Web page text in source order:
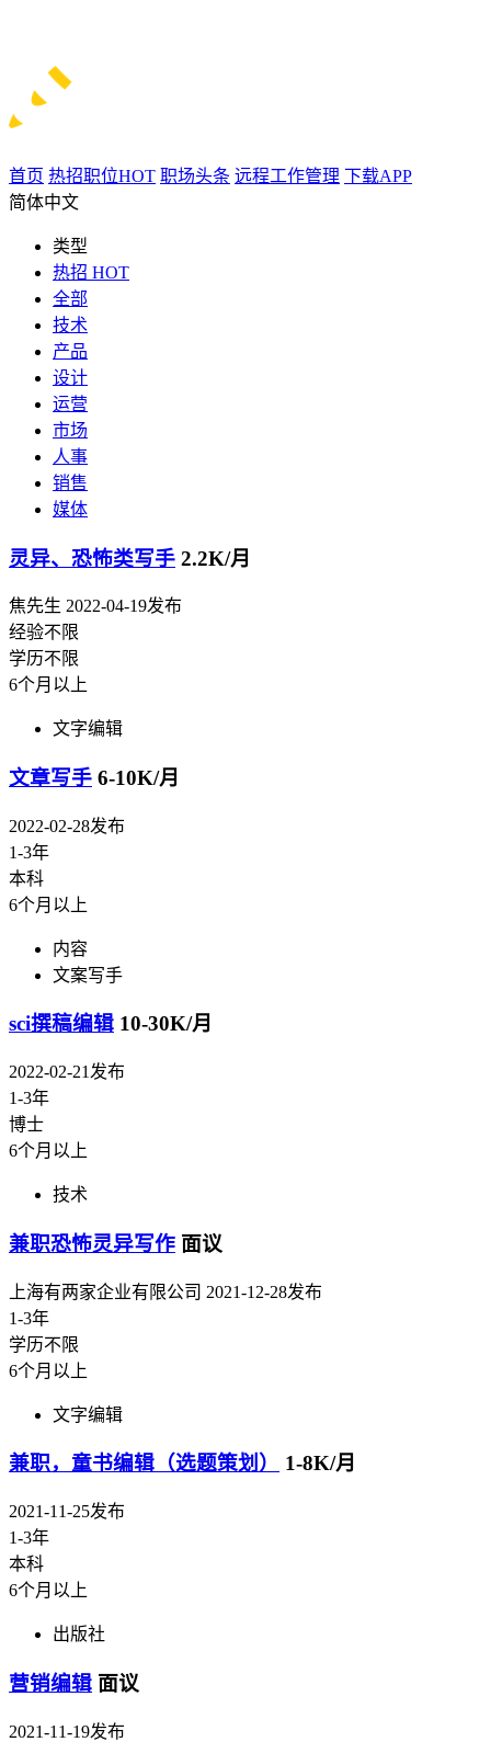
首页 热招职位HOT 职场头条 远程工作管理 下载APP
简体中文
类型
热招 HOT
全部
技术
产品
设计
运营
市场
人事
销售
媒体
灵异、恐怖类写手 2.2K/月
焦先生 2022-04-19发布
经验不限
学历不限
6个月以上
文字编辑
文章写手 6-10K/月
2022-02-28发布
1-3年
本科
6个月以上
内容
文案写手
sci撰稿编辑 10-30K/月
2022-02-21发布
1-3年
博士
6个月以上
技术
兼职恐怖灵异写作 面议
上海有两家企业有限公司 2021-12-28发布
1-3年
学历不限
6个月以上
文字编辑
兼职，童书编辑（选题策划） 1-8K/月
2021-11-25发布
1-3年
本科
6个月以上
出版社
营销编辑 面议
2021-11-19发布